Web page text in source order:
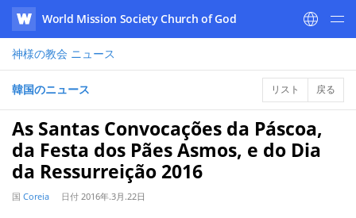
WATV
World Mission Society Church of God
神様の教会 ニュース
韓国のニュース リスト 戻る
As Santas Convocações da Páscoa,
da Festa dos Pães Asmos, e do Dia
da Ressurreição 2016
国 Coreia 日付 2016年.3月.22日